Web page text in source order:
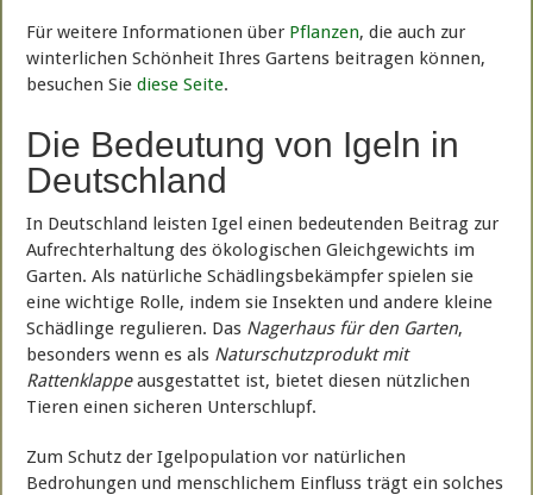
Für weitere Informationen über Pflanzen, die auch zur
winterlichen Schönheit Ihres Gartens beitragen können,
besuchen Siediese Seite.
Die Bedeutung von Igeln in
Deutschland
In Deutschland leisten Igel einen bedeutenden Beitrag zur
Aufrechterhaltung des ökologischen Gleichgewichts im
Garten. Als natürliche Schädlingsbekämpfer spielen sie
eine wichtige Rolle, indem sie Insekten und andere kleine
Schädlinge regulieren. Das Nagerhaus für den Garten,
besonders wenn es als Naturschutzprodukt mit
Rattenklappeausgestattet ist, bietet diesen nützlichen
Tieren einen sicheren Unterschlupf.
Zum Schutz der Igelpopulation vor natürlichen
Bedrohungen und menschlichem Einfluss trägt ein solches